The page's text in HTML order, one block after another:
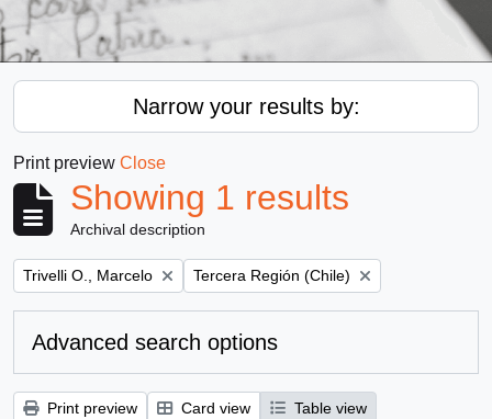
Narrow your results by:
Print preview Close
Showing 1 results
Archival description
Remove filter:
Trivelli O., Marcelo Remove filter:
Tercera Región (Chile)
Advanced search options
Print preview Card view
Table view